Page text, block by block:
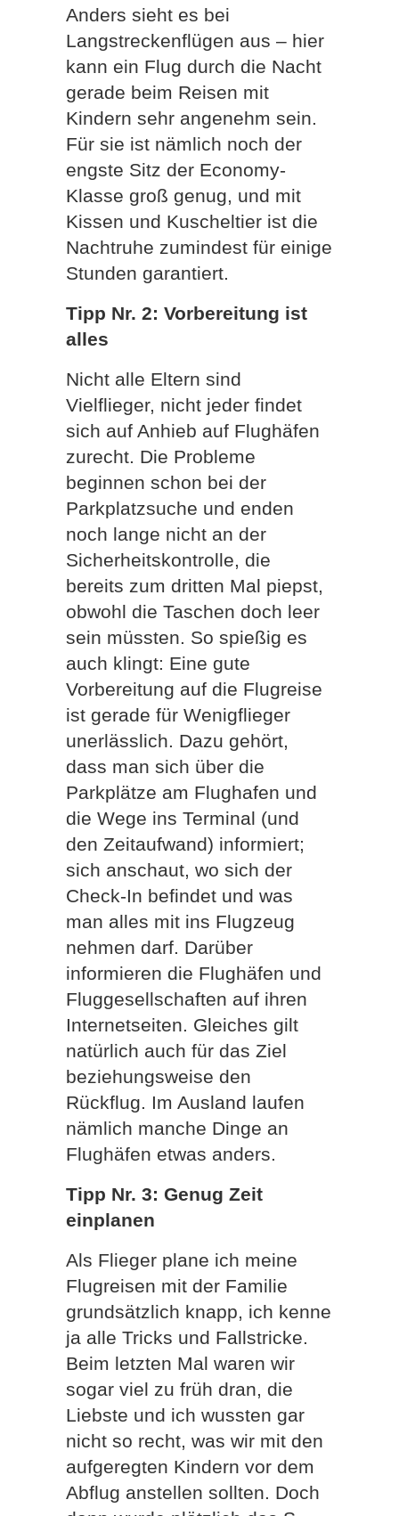
Anders sieht es bei
Langstreckenflügen aus – hier
kann ein Flug durch die Nacht
gerade beim Reisen mit
Kindern sehr angenehm sein.
Für sie ist nämlich noch der
engste Sitz der Economy-
Klasse groß genug, und mit
Kissen und Kuscheltier ist die
Nachtruhe zumindest für einige
Stunden garantiert.
Tipp Nr. 2: Vorbereitung ist
alles
Nicht alle Eltern sind
Vielflieger, nicht jeder findet
sich auf Anhieb auf Flughäfen
zurecht. Die Probleme
beginnen schon bei der
Parkplatzsuche und enden
noch lange nicht an der
Sicherheitskontrolle, die
bereits zum dritten Mal piepst,
obwohl die Taschen doch leer
sein müssten. So spießig es
auch klingt: Eine gute
Vorbereitung auf die Flugreise
ist gerade für Wenigflieger
unerlässlich. Dazu gehört,
dass man sich über die
Parkplätze am Flughafen und
die Wege ins Terminal (und
den Zeitaufwand) informiert;
sich anschaut, wo sich der
Check-In befindet und was
man alles mit ins Flugzeug
nehmen darf. Darüber
informieren die Flughäfen und
Fluggesellschaften auf ihren
Internetseiten. Gleiches gilt
natürlich auch für das Ziel
beziehungsweise den
Rückflug. Im Ausland laufen
nämlich manche Dinge an
Flughäfen etwas anders.
Tipp Nr. 3: Genug Zeit
einplanen
Als Flieger plane ich meine
Flugreisen mit der Familie
grundsätzlich knapp, ich kenne
ja alle Tricks und Fallstricke.
Beim letzten Mal waren wir
sogar viel zu früh dran, die
Liebste und ich wussten gar
nicht so recht, was wir mit den
aufgeregten Kindern vor dem
Abflug anstellen sollten. Doch